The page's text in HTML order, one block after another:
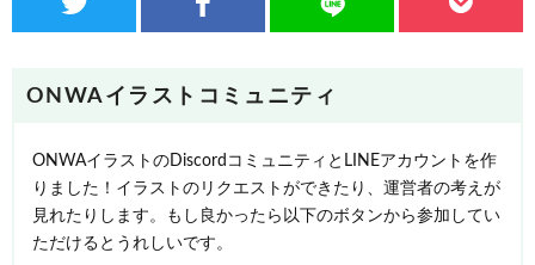
ONWAイラストコミュニティ
ONWAイラストのDiscordコミュニティとLINEアカウントを作
りました！イラストのリクエストができたり、運営者の考えが
見れたりします。もし良かったら以下のボタンから参加してい
ただけるとうれしいです。